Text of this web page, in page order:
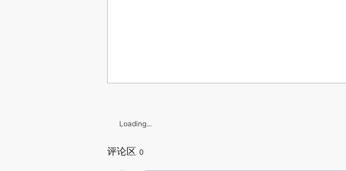
Loading...
评论区 0